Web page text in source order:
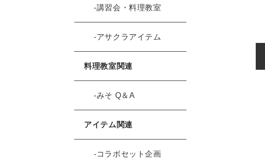
講習会・料理教室
アサクラアイテム
料理教室関連
みそ Q＆A
アイテム関連
コラボセット企画